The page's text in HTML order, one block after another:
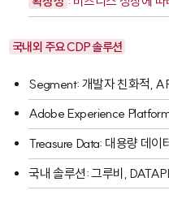
국내외 주요 CDP 솔루션
Segment: 개발자 친화적,
Adobe Experience
Treasure Data: 대용량 데이
국내 솔루션: 그루비,